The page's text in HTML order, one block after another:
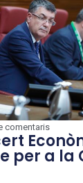
comentaris
per a la